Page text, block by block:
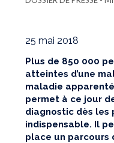
25 mai 2018
Plus de 850 000
atteintes d’une
maladie
permet à ce jour
diagnostic dès les
indispensable. Il
place un parcours